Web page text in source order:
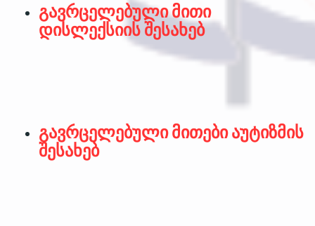
გავრცელებული მითი
დისლექსიის შესახებ
გავრცელებული მითები აუტიზმის
შესახებ